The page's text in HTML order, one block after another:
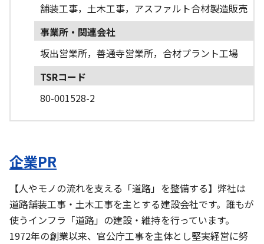
舗装工事，土木工事，アスファルト合材製造販売
事業所・関連会社
坂出営業所，善通寺営業所，合材プラント工場
TSRコード
80-001528-2
企業PR
【人やモノの流れを支える「道路」を整備する】弊社は
道路舗装工事・土木工事を主とする建設会社です。誰もが
使うインフラ「道路」の建設・維持を行っています。
1972年の創業以来、官公庁工事を主体とし堅実経営に努